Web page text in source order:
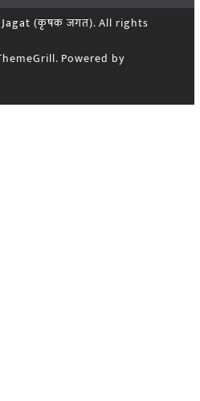
(कृषक जगत). All rights
Powered by